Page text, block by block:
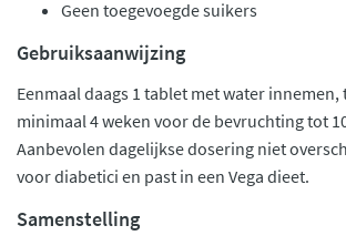
Geen toegevoegde suikers
Gebruiksaanwijzing
Eenmaal daags 1 tablet met water innemen,
minimaal 4 weken voor de bevruchting tot
Aanbevolen dagelijkse dosering niet
voor diabetici en past in een Vega dieet.
Samenstelling